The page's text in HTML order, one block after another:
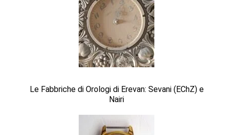
Le Fabbriche di Orologi di Erevan: Sevani (EChZ) e
Nairi